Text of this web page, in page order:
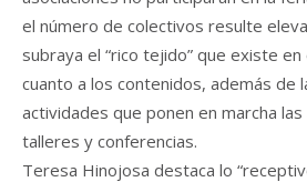
el número de colectivos resulte
subraya el “rico tejido” que existe en
cuanto a los contenidos, además de
actividades que ponen en marcha
talleres y conferencias.
Teresa Hinojosa destaca lo